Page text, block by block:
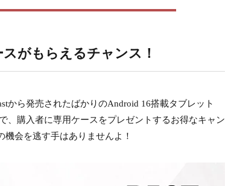
がもらえるチャンス！
から発売されたばかりのAndroid 16搭載タブレット
、購入者に専用ケースをプレゼントするお得なキャン
会を逃す手はありませんよ！